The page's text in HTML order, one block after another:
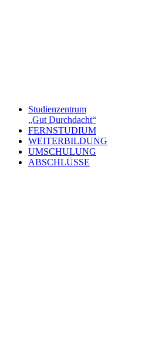
Studienzentrum
„Gut Durchdacht“
FERNSTUDIUM
WEITERBILDUNG
UMSCHULUNG
ABSCHLÜSSE